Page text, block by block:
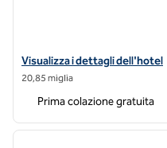
Visualizza i dettagli dell'hotel
Visualizza i dettagli dell'hotel
20,85 miglia
Prima colazione gratuita
1 di 12